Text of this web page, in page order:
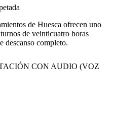
de Huesca ofrecen uno
de veinticuatro horas
descanso completo.
CON AUDIO (VOZ